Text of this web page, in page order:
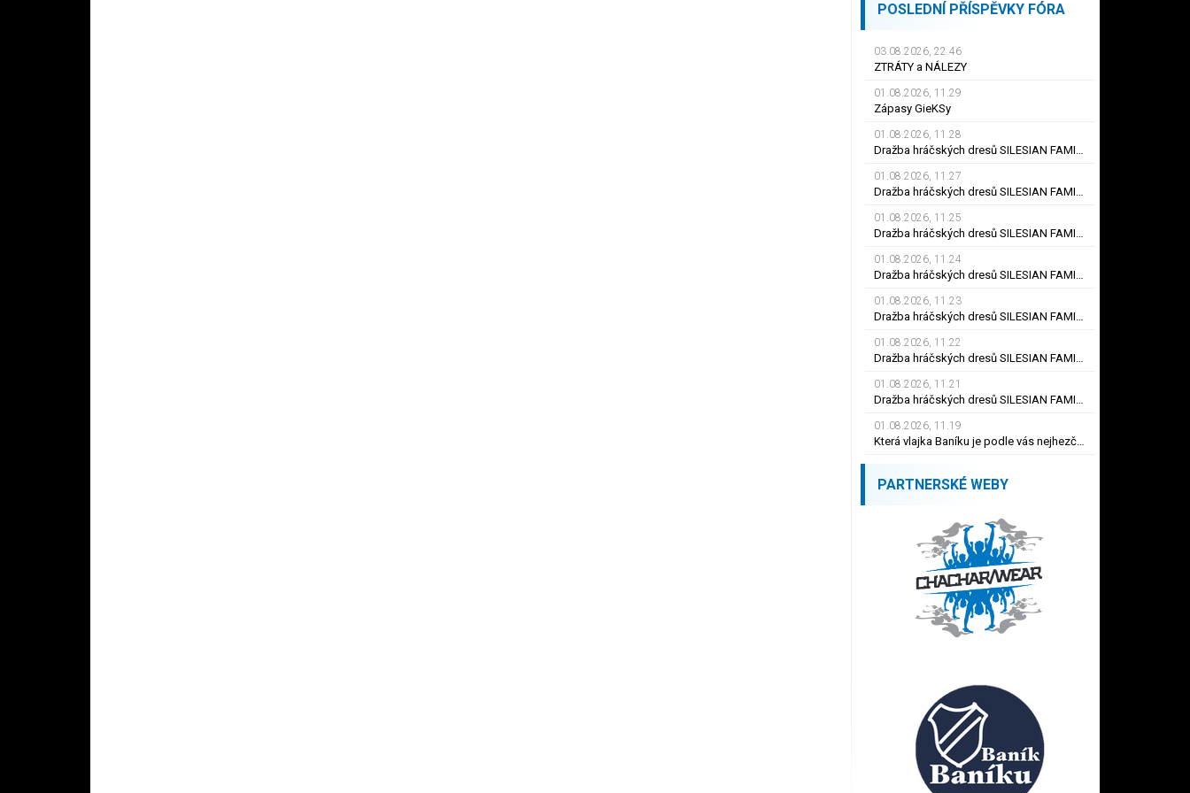
POSLEDNÍ PŘÍSPĚVKY FÓRA
03.08.2026, 22.46
ZTRÁTY a NÁLEZY
01.08.2026, 11.29
Zápasy GieKSy
01.08.2026, 11.28
Dražba hráčských dresů SILESIAN FAMILY - #25 Robert SADOWSKI
01.08.2026, 11.27
Dražba hráčských dresů SILESIAN FAMILY - #22
01.08.2026, 11.25
Dražba hráčských dresů SILESIAN FAMILY - #6
01.08.2026, 11.24
Dražba hráčských dresů SILESIAN FAMILY - #21 Jiří KLÍMA
01.08.2026, 11.23
Dražba hráčských dresů SILESIAN FAMILY - #19 Dyjan Carlos de AZEVEDO
01.08.2026, 11.22
Dražba hráčských dresů SILESIAN FAMILY - #5 Adam JÁNOŠ
01.08.2026, 11.21
Dražba hráčských dresů SILESIAN FAMILY - #1 Viktor BUDÍNSKÝ
01.08.2026, 11.19
Která vlajka Baníku je podle vás nejhezčí ?
PARTNERSKÉ WEBY